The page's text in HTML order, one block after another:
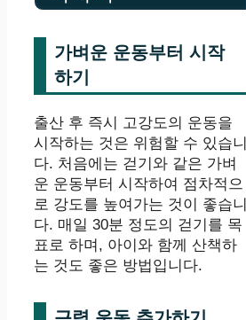
가벼운 운동부터 시작
하기
출산 후 즉시 고강도의 운동을
시작하는 것은 위험할 수 있습니
다. 처음에는 걷기와 같은 가벼
운 운동부터 시작하여 점차적으
로 강도를 높여가는 것이 좋습니
다. 매일 30분 정도의 걷기를 목
표로 하며, 아이와 함께 산책하
는 것도 좋은 방법입니다.